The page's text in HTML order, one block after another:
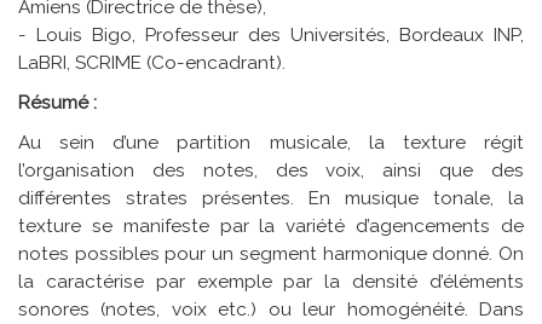
Amiens (Directrice de thèse),
- Louis Bigo, Professeur des Universités, Bordeaux INP,
LaBRI, SCRIME (Co-encadrant).
Résumé :
Au sein d’une partition musicale, la texture régit
l’organisation des notes, des voix, ainsi que des
différentes strates présentes. En musique tonale, la
texture se manifeste par la variété d’agencements de
notes possibles pour un segment harmonique donné. On
la caractérise par exemple par la densité d’éléments
sonores (notes, voix etc.) ou leur homogénéité. Dans